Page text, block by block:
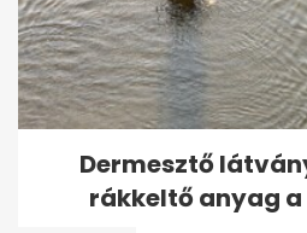
Orbánnak
változtatnia
Dermesztő
rákkeltő anyag